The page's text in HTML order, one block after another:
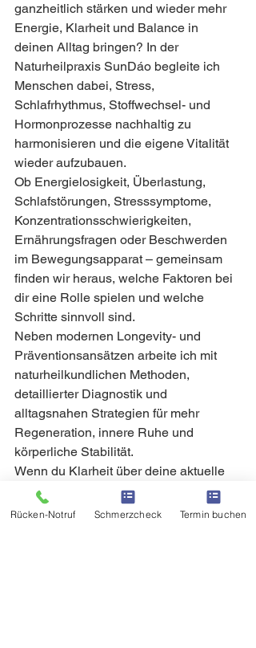
ganzheitlich stärken und wieder mehr
Energie, Klarheit und Balance in
deinen Alltag bringen? In der
Naturheilpraxis SunDáo begleite ich
Menschen dabei, Stress,
Schlafrhythmus, Stoffwechsel- und
Hormonprozesse nachhaltig zu
harmonisieren und die eigene Vitalität
wieder aufzubauen.
Ob Energielosigkeit, Überlastung,
Schlafstörungen, Stresssymptome,
Konzentrationsschwierigkeiten,
Ernährungsfragen oder Beschwerden
im Bewegungsapparat – gemeinsam
finden wir heraus, welche Faktoren bei
dir eine Rolle spielen und welche
Schritte sinnvoll sind.
Neben modernen Longevity- und
Präventionsansätzen arbeite ich mit
naturheilkundlichen Methoden,
detaillierter Diagnostik und
alltagsnahen Strategien für mehr
Regeneration, innere Ruhe und
körperliche Stabilität.
Wenn du Klarheit über deine aktuelle
Situation gewinnen möchtest, lade ich
dich herzlich zu einem unverbindlichen
Rücken-Notruf Schmerzcheck Termin buchen